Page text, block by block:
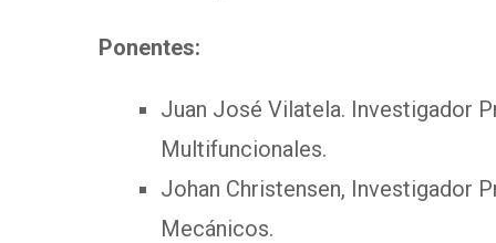
Ponentes:
Juan José Vilatela. Investigador
Multifuncionales.
Johan Christensen, Investigador
Mecánicos.